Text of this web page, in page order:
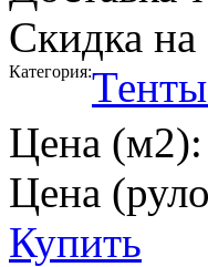
Скидка на
Категория:
Цена (м2):
Цена
Купить